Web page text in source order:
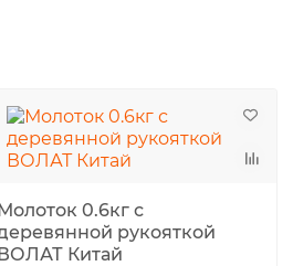
0.6кг с
рукояткой
Китай